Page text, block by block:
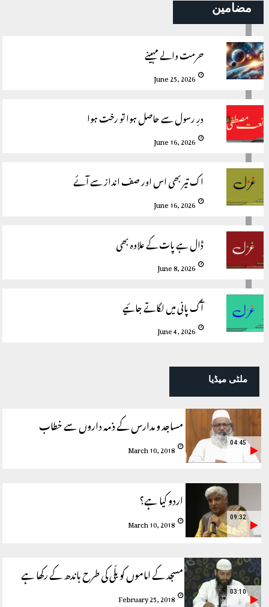
مضامین
حرمت والے مہینے
June 25, 2026
درِ رسول سے حاصل ہوا تو رخت ہوا
June 16, 2026
اک تیر بھی اس اور صف انداز سے آئے
June 16, 2026
ڈال ہے پات کے علاوہ بھی
June 8, 2026
آگ پانی میں لگاتے جائیے
June 4, 2026
ملٹی میڈیا
مساجد و مدارس کے ذمہ داروں سے خطاب
March 10, 2018 04:45
اردو کیا ہے؟
March 10, 2018 09:32
مسجد کے اماموں کو بلّی کی طرح باندھ کے رکھا ہے
February 25, 2018 03:10